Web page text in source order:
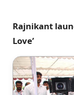
Rajnikant
Love’